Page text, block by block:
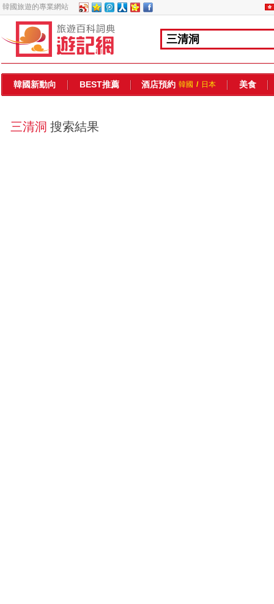
韓國旅遊的專業網站
韓國新動向 BEST推薦 酒店預約 韓國 / 日本 美食
三清洞 搜索結果